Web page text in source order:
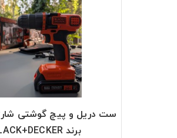
برند BLACK+DECKER